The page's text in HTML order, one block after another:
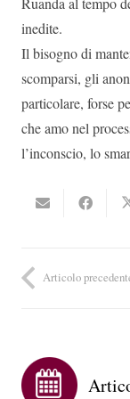
inedite.
Il bisogno di
scomparsi, gli
particolare, forse
che amo nel
l’inconscio, lo
Articolo